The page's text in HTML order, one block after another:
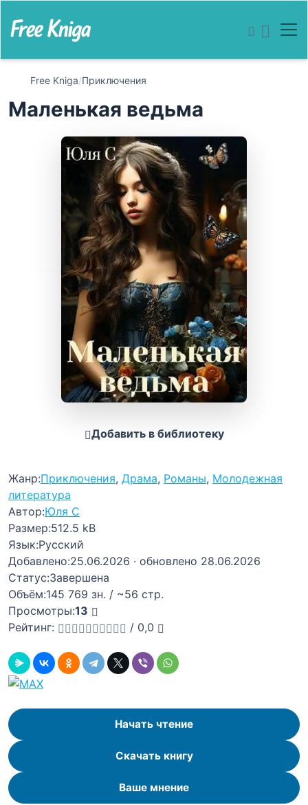
Free Kniga/Приключения
Маленькая ведьма
Добавить в библиотеку
Жанр:Приключения, Драма, Романы, Молодежная
литература
Автор:Юля С
Размер:512.5 kB
Язык:Русский
Добавлено:25.06.2026 · обновлено 28.06.2026
Статус:Завершена
Объём:145 769 зн. / ~56 стр.
Просмотры:13
Рейтинг:
/ 0,0
Начать чтение
Скачать книгу
Ваше мнение